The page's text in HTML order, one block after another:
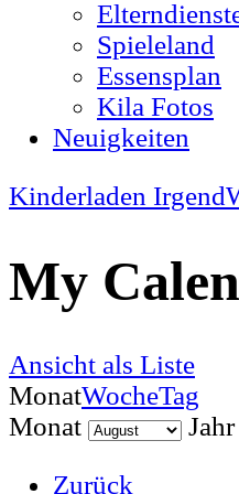
Spieleland
Essensplan
Kila Fotos
Neuigkeiten
Kinderladen
My
Ansicht als Liste
MonatWocheTag
Monat
Jahr
Zurück